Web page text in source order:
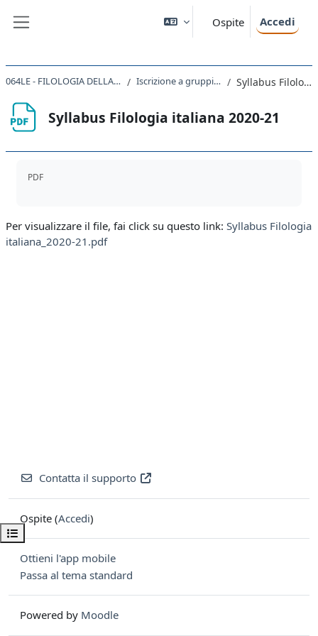
Ospite Accedi
Apri indice del corso
064LE - FILOLOGIA DELLA LETTERATURA ITALIANA 2020 Iscrizione a gruppi e programma del corso Syllabus Filologia italiana 2020-21
Syllabus Filologia italiana 2020-21
PDF
Per visualizzare il file, fai click su questo link: Syllabus Filologia
italiana_2020-21.pdf
Contatta il supporto
Ospite (Accedi)
Ottieni l'app mobile
Passa al tema standard
Powered by Moodle